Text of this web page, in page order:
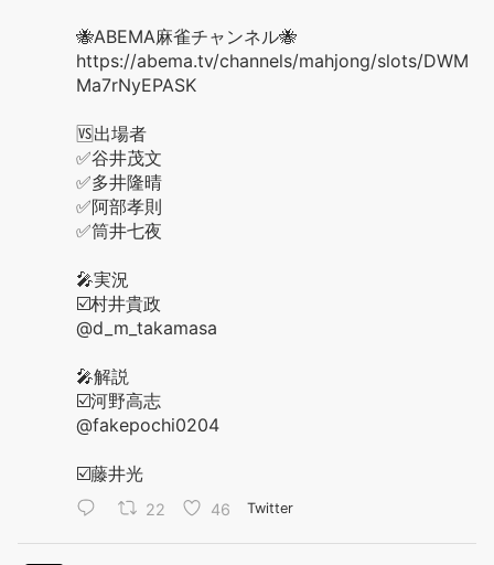
🐝ABEMA麻雀チャンネル🐝
https://abema.tv/channels/mahjong/slots/DWM
Ma7rNyEPASK
🆚出場者
✅谷井茂文
✅多井隆晴
✅阿部孝則
✅筒井七夜
🎤実況
☑️村井貴政
@d_m_takamasa
🎤解説
☑️河野高志
@fakepochi0204
☑️藤井光
22 46 Twitter